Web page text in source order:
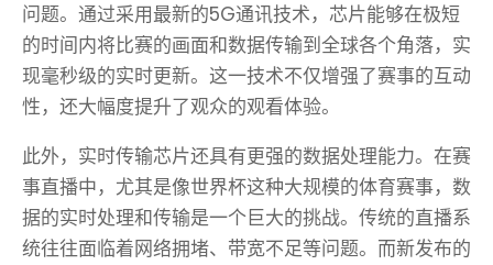
问题。通过采用最新的5G通讯技术，芯片能够在极短
的时间内将比赛的画面和数据传输到全球各个角落，实
现毫秒级的实时更新。这一技术不仅增强了赛事的互动
性，还大幅度提升了观众的观看体验。
此外，实时传输芯片还具有更强的数据处理能力。在赛
事直播中，尤其是像世界杯这种大规模的体育赛事，数
据的实时处理和传输是一个巨大的挑战。传统的直播系
统往往面临着网络拥堵、带宽不足等问题。而新发布的